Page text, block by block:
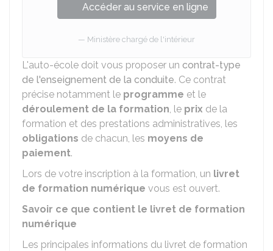
Accéder au service en ligne
Ministère chargé de l'intérieur
L'auto-école doit vous proposer un contrat-type
de l'enseignement de la conduite. Ce contrat
précise notamment le programme et le
déroulement de la formation, le prix de la
formation et des prestations administratives, les
obligations de chacun, les moyens de
paiement.
Lors de votre inscription à la formation, un livret
de formation numérique vous est ouvert.
Savoir ce que contient le livret de formation
numérique
Les principales informations du livret de formation